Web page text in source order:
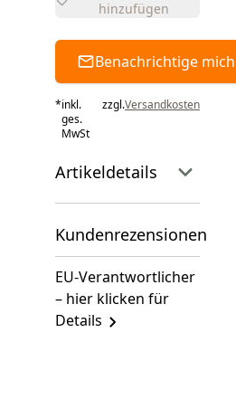
hinzufügen
Benachrichtige mich
*inkl.
ges.
MwSt
zzgl.Versandkosten
Artikeldetails
Kundenrezensionen
EU-Verantwortlicher
– hier klicken für
Details